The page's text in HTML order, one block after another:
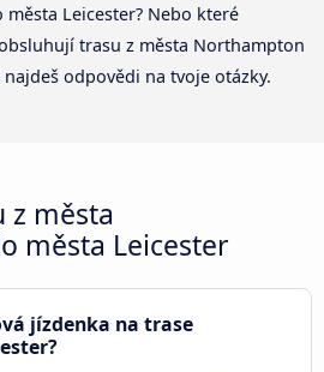
Leicester? Nebo které
trasu z města Northampton
odpovědi na tvoje otázky.
z města
města Leicester
jízdenka na trase